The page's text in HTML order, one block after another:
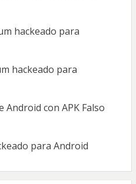
hackeado para
hackeado para
Android con APK Falso
para Android